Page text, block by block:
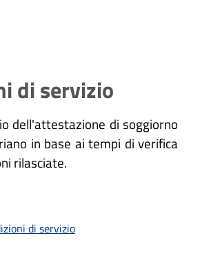
di servizio
dell'attestazione di soggiorno
in base ai tempi di verifica
rilasciate.
di servizio